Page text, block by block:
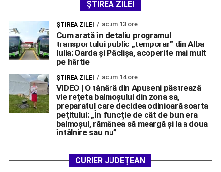
ȘTIREA ZILEI
ŞTIREA ZILEI acum 13 ore
Cum arată în detaliu programul
transportului public „temporar” din Alba
Iulia: Oarda și Pâclișa, acoperite mai mult
pe hârtie
ŞTIREA ZILEI acum 14 ore
VIDEO | O tânără din Apuseni păstrează
vie rețeta balmoșului din zona sa,
preparatul care decidea odinioară soarta
pețitului: „În funcție de cât de bun era
balmoșul, rămânea să meargă și la a doua
întâlnire sau nu”
CURIER JUDEȚEAN